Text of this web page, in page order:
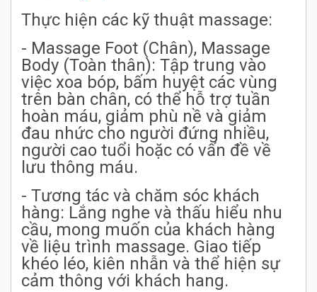
Thực hiện các kỹ thuật massage:
- Massage Foot (Chân), Massage
Body (Toàn thân): Tập trung vào
việc xoa bóp, bấm huyệt các vùng
trên bàn chân, có thể hỗ trợ tuần
hoàn máu, giảm phù nề và giảm
đau nhức cho người đứng nhiều,
người cao tuổi hoặc có vấn đề về
lưu thông máu.
- Tương tác và chăm sóc khách
hàng: Lắng nghe và thấu hiểu nhu
cầu, mong muốn của khách hàng
về liệu trình massage. Giao tiếp
khéo léo, kiên nhẫn và thể hiện sự
cảm thông với khách hang.